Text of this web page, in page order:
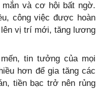
mắn và cơ hội bất ngờ.
công việc được hoàn
vị trí mới, tăng lương
tin tưởng của mọi
hơn để gia tăng các
tiền bạc trở nên rủng